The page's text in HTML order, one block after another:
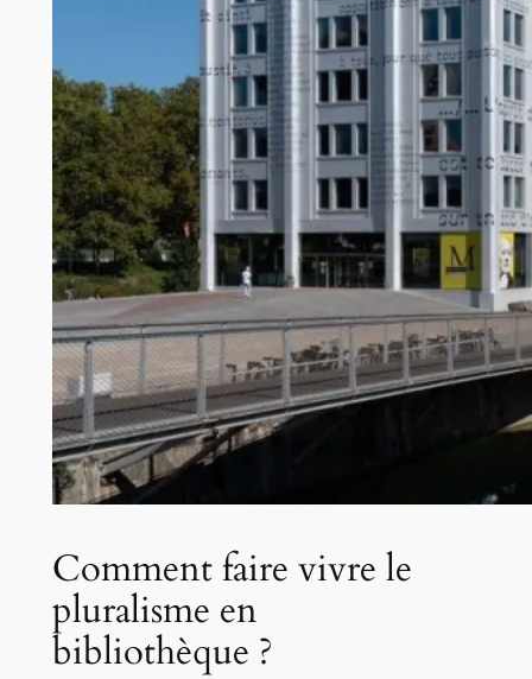
Comment faire vivre le
pluralisme en
bibliothèque ?